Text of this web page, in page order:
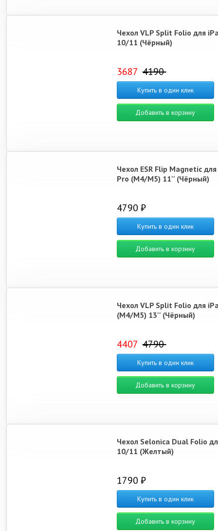
Чехол VLP Split Folio для
10/11 (Чёрный)
3687 4190
Купить в один клик
Добавить в корзину
Чехол ESR Flip Magnetic
Pro (M4/M5) 11'' (Чёрный)
4790 ₽
Купить в один клик
Добавить в корзину
Чехол VLP Split Folio для
(M4/M5) 13'' (Чёрный)
4407 4790
Купить в один клик
Добавить в корзину
Чехол Selonica Dual Folio
10/11 (Желтый)
1790 ₽
Купить в один клик
Добавить в корзину